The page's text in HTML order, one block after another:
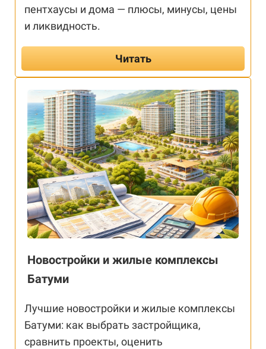
пентхаусы и дома — плюсы, минусы, цены
и ликвидность.
Читать
Новостройки и жилые комплексы
Батуми
Лучшие новостройки и жилые комплексы
Батуми: как выбрать застройщика,
сравнить проекты, оценить